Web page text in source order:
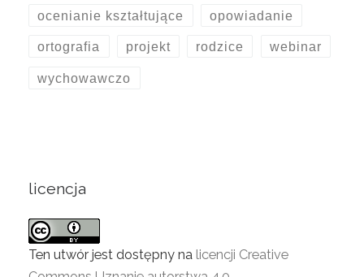
ocenianie kształtujące opowiadanie
ortografia projekt rodzice webinar
wychowawczo
licencja
Ten utwór jest dostępny na licencji Creative